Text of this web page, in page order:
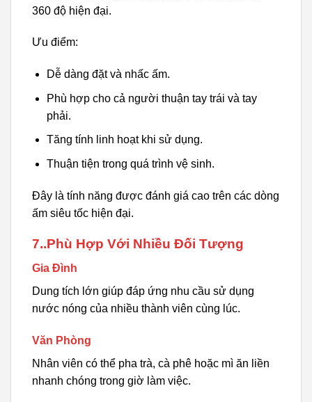
360 độ hiện đại.
Ưu điểm:
Dễ dàng đặt và nhấc ấm.
Phù hợp cho cả người thuận tay trái và tay
phải.
Tăng tính linh hoạt khi sử dụng.
Thuận tiện trong quá trình vệ sinh.
Đây là tính năng được đánh giá cao trên các dòng
ấm siêu tốc hiện đại.
7..Phù Hợp Với Nhiều Đối Tượng
Gia Đình
Dung tích lớn giúp đáp ứng nhu cầu sử dụng
nước nóng của nhiều thành viên cùng lúc.
Văn Phòng
Nhân viên có thể pha trà, cà phê hoặc mì ăn liền
nhanh chóng trong giờ làm việc.